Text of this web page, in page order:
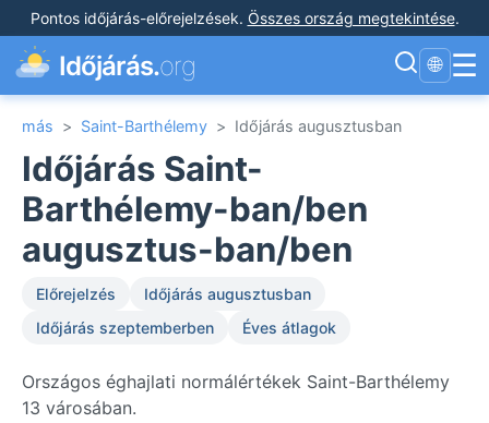
Pontos időjárás-előrejelzések. Összes ország megtekintése.
Időjárás.org 🌐 ☰
más > Saint-Barthélemy > Időjárás augusztusban
Időjárás Saint-
Barthélemy-ban/ben
augusztus-ban/ben
Előrejelzés
Időjárás augusztusban
Időjárás szeptemberben
Éves átlagok
Országos éghajlati normálértékek Saint-Barthélemy
13 városában.